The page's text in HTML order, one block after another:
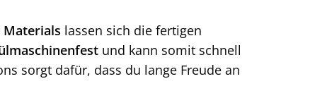
lassen sich die fertigen
und kann somit schnell
sorgt dafür, dass du lange Freude an